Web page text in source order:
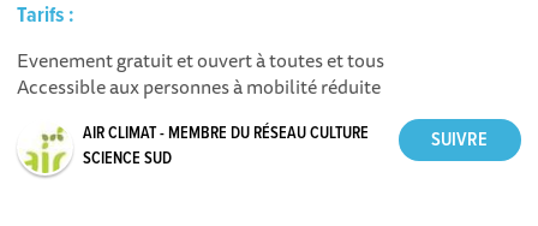
Tarifs :
Evenement gratuit et ouvert à toutes et tous
Accessible aux personnes à mobilité réduite
AIR CLIMAT - MEMBRE DU RÉSEAU CULTURE
SCIENCE SUD